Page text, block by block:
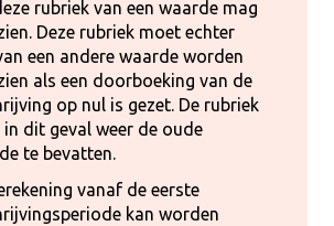
rubriek van een waarde mag
Deze rubriek moet echter
een andere waarde worden
als een doorboeking van de
op nul is gezet. De rubriek
in dit geval weer de oude
te bevatten.
vanaf de eerste
kan worden